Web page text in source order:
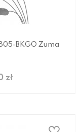
BKGO Zuma
zł